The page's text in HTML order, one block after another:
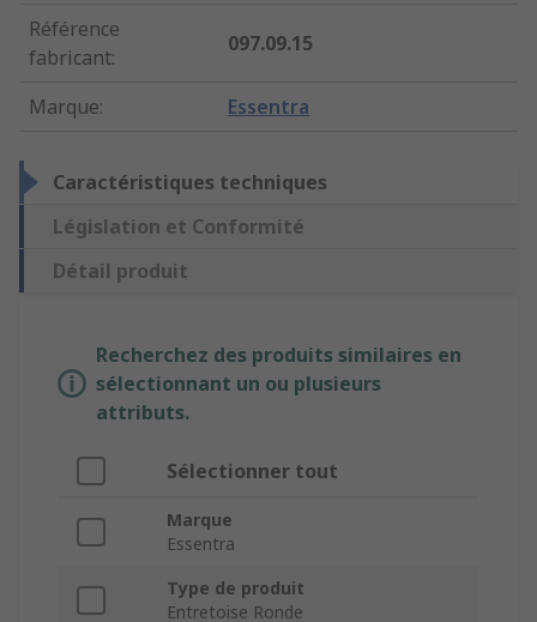
Référence
fabricant:
097.09.15
Marque: Essentra
Caractéristiques techniques
Législation et Conformité
Détail produit
Recherchez des produits similaires en
sélectionnant un ou plusieurs
attributs.
Sélectionner tout
Marque
Essentra
Type de produit
Entretoise Ronde